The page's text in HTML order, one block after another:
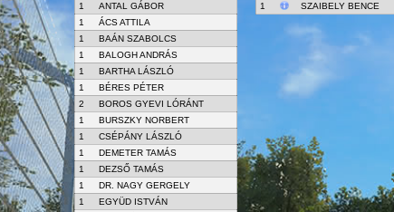
1
ANTAL GÁBOR
1
ÁCS ATTILA
1
BAÁN SZABOLCS
1
BALOGH ANDRÁS
1
BARTHA LÁSZLÓ
1
BÉRES PÉTER
2
BOROS GYEVI LÓRÁNT
1
BURSZKY NORBERT
1
CSÉPÁNY LÁSZLÓ
1
DEMETER TAMÁS
1
DEZSŐ TAMÁS
1
DR. NAGY GERGELY
1
EGYÜD ISTVÁN
1 SZAIBELY BENCE